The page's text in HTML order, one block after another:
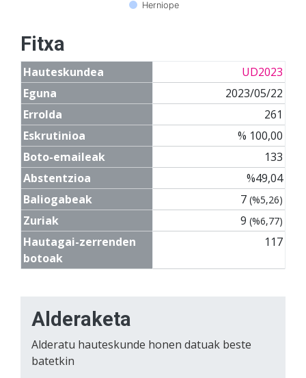
Herniope
Fitxa
Hauteskundea
UD2023
Eguna
2023/05/22
Errolda
261
Eskrutinioa
% 100,00
Boto-emaileak
133
Abstentzioa
%49,04
Baliogabeak
7 (%5,26)
Zuriak 9 (%6,77)
Hautagai-zerrenden
botoak
117
Alderaketa
Alderatu hauteskunde honen datuak beste
batetkin